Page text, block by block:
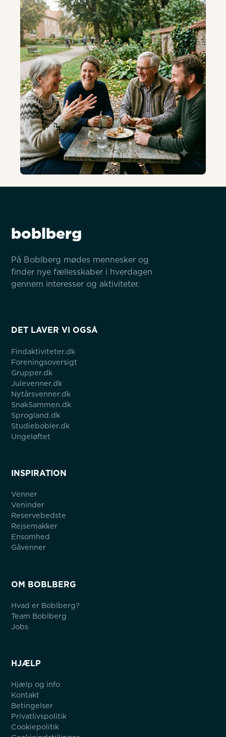
boblberg
På Boblberg mødes mennesker og
finder nye fællesskaber i hverdagen
gennem interesser og aktiviteter.
DET LAVER VI OGSÅ
Findaktiviteter.dk
Foreningsoversigt
Grupper.dk
Julevenner.dk
Nytårsvenner.dk
SnakSammen.dk
Sprogland.dk
Studiebobler.dk
Ungeløftet
INSPIRATION
Venner
Veninder
Reservebedste
Rejsemakker
Ensomhed
Gåvenner
OM BOBLBERG
Hvad er Boblberg?
Team Boblberg
Jobs
HJÆLP
Hjælp og info
Kontakt
Betingelser
Privatlivspolitik
Cookiepolitik